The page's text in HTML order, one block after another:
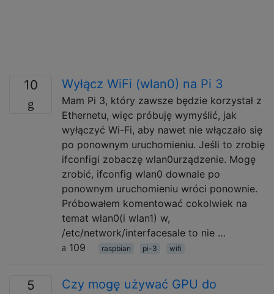
10 Wyłącz WiFi (wlan0) na Pi 3
Mam Pi 3, który zawsze będzie korzystał z
Ethernetu, więc próbuję wymyślić, jak
wyłączyć Wi-Fi, aby nawet nie włączało się
po ponownym uruchomieniu. Jeśli to zrobię
ifconfigi zobaczę wlan0urządzenie. Mogę
zrobić, ifconfig wlan0 downale po
ponownym uruchomieniu wróci ponownie.
Próbowałem komentować cokolwiek na
temat wlan0(i wlan1) w,
/etc/network/interfacesale to nie …
109
raspbian pi-3 wifi
5
Czy mogę używać GPU do